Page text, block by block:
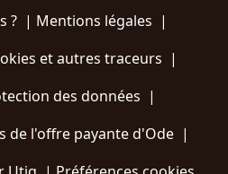
?| Mentions légales |
et autres traceurs |
des données |
de l'offre payante d'Ode |